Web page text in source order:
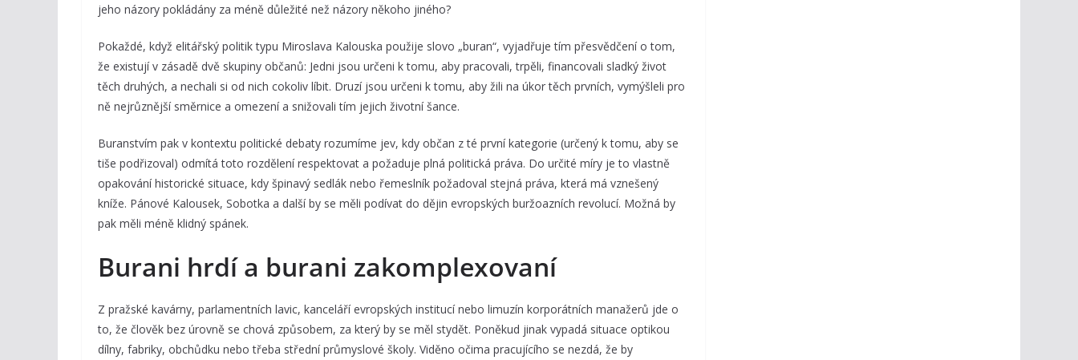
jeho názory pokládány za méně důležité než názory někoho jiného?
Pokaždé, když elitářský politik typu Miroslava Kalouska použije slovo „buran“, vyjadřuje tím přesvědčení o tom,
že existují v zásadě dvě skupiny občanů: Jedni jsou určeni k tomu, aby pracovali, trpěli, financovali sladký život
těch druhých, a nechali si od nich cokoliv líbit. Druzí jsou určeni k tomu, aby žili na úkor těch prvních, vymýšleli pro
ně nejrůznější směrnice a omezení a snižovali tím jejich životní šance.
Buranstvím pak v kontextu politické debaty rozumíme jev, kdy občan z té první kategorie (určený k tomu, aby se
tiše podřizoval) odmítá toto rozdělení respektovat a požaduje plná politická práva. Do určité míry je to vlastně
opakování historické situace, kdy špinavý sedlák nebo řemeslník požadoval stejná práva, která má vznešený
kníže. Pánové Kalousek, Sobotka a další by se měli podívat do dějin evropských buržoazních revolucí. Možná by
pak měli méně klidný spánek.
Burani hrdí a burani zakomplexovaní
Z pražské kavárny, parlamentních lavic, kanceláří evropských institucí nebo limuzín korporátních manažerů jde o
to, že člověk bez úrovně se chová způsobem, za který by se měl stydět. Poněkud jinak vypadá situace optikou
dílny, fabriky, obchůdku nebo třeba střední průmyslové školy. Viděno očima pracujícího se nezdá, že by